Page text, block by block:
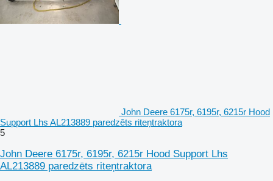
John Deere 6175r, 6195r, 6215r Hood
Support Lhs AL213889 paredzēts riteņtraktora
5
John Deere 6175r, 6195r, 6215r Hood Support Lhs
AL213889 paredzēts riteņtraktora